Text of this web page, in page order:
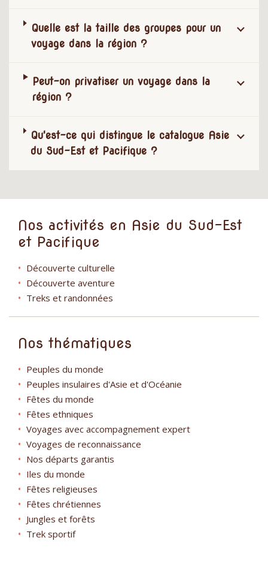
Quelle est la taille des groupes pour un
voyage dans la région ?
Peut-on privatiser un voyage dans la
région ?
Qu'est-ce qui distingue le catalogue Asie
du Sud-Est et Pacifique ?
Nos activités en Asie du Sud-Est
et Pacifique
Découverte culturelle
Découverte aventure
Treks et randonnées
Nos thématiques
Peuples du monde
Peuples insulaires d'Asie et d'Océanie
Fêtes du monde
Fêtes ethniques
Voyages avec accompagnement expert
Voyages de reconnaissance
Nos départs garantis
Iles du monde
Fêtes religieuses
Fêtes chrétiennes
Jungles et forêts
Trek sportif